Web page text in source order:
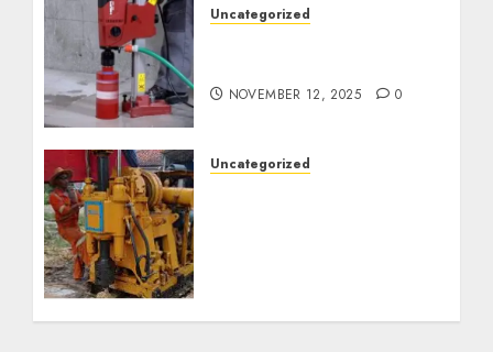
Uncategorized
NOVEMBER 12, 2025 0
Uncategorized